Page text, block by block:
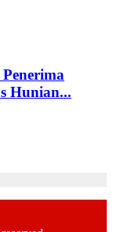
Hunian...